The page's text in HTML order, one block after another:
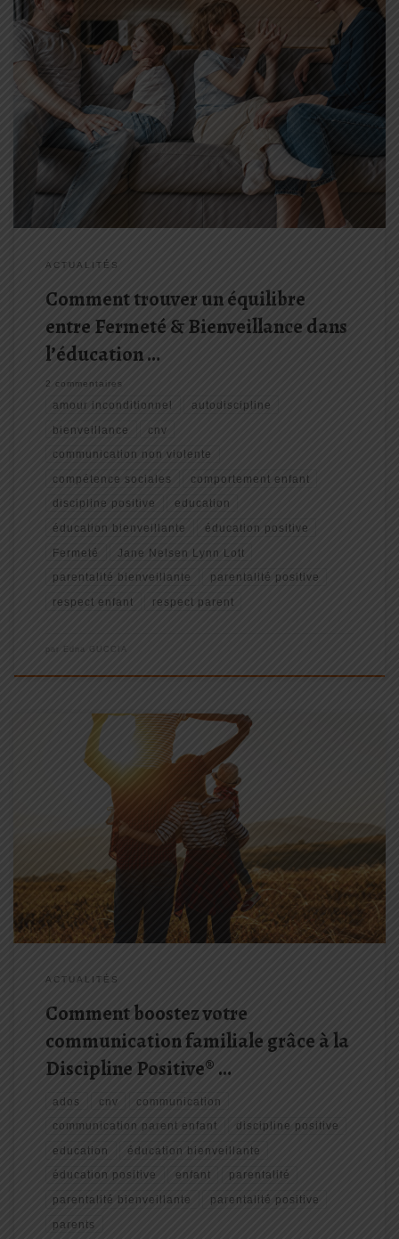
La Discipline Positive® est une approche éducative conçue par
les Dr. Jane Nelsen et Lynn Lott, qui allie Fermeté & Bienveillance
pour aider les enfants à devenir responsables, autonome et qu’ils
se sentent bien dans la société. Les principes centraux […]
ACTUALITÉS
Comment trouver un équilibre
entre Fermeté & Bienveillance dans
l’éducation …
2 commentaires
amour inconditionnel autodiscipline
bienveillance cnv
communication non violente
compétence sociales comportement enfant
discipline positive education
éducation bienveillante éducation positive
Fermeté Jane Nelsen Lynn Lott
parentalité bienveillante parentalité positive
respect enfant respect parent
par Edna GUCCIA
La communication en famille peut parfois être compliquée, nous
devons jongler entre les sentiments, les agendas et les besoins
de tout le monde. Mais pas de panique! Grâce à La Discipline
Positive®, diriger votre joyeuse famille peut devenir un jeu […]
ACTUALITÉS
Comment boostez votre
communication familiale grâce à la
Discipline Positive® …
ados cnv communication
communication parent enfant discipline positive
education éducation bienveillante
éducation positive enfant parentalité
parentalité bienveillante parentalité positive
parents